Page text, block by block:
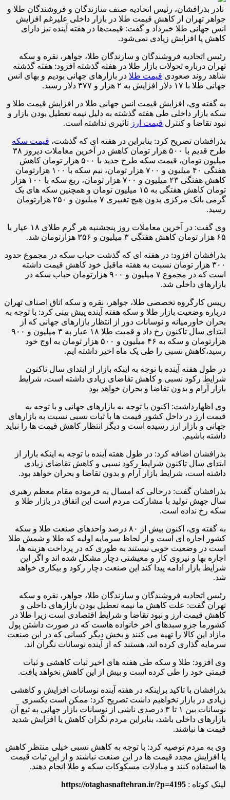
نادر بذرافشان، رئیس اتحادیه صنف سازندگان و فروشندگان طلا و
جواهر تهران از کاهش قیمت طلا در بازار داخلی علیرغم افزایش
انس جهانی طلا خبرداد و گفت: قیمت‌ها در هفته آینده نیز دارای
کاهش یا افزایش زیادی نمی‌شود.
رئیس اتحادیه فروشندگان و سازندگان طلا، جواهر، نقره و سکه
تهران درباره تحولات بازار طلا در هفته گذشته افزود: هفته گذشته
شاهد روند صعودی قیمت طلا در بازارهای جهانی بودیم و بهای انس
جهانی طلا با ۱۷ دلار افزایش به ۲ هزار و ۳۷۷ دلار رسید.
به گفته وی، افزایش قیمت انس جهانی طلا در افزایش قیمت طلا و
سکه بازار داخلی طی هفته گذشته به دلیل نیمه تعطیل بودن بازار و
نبود تقاضا و کنترل قیمت ارز تاثیری نداشته است.
بذرافشان تصریح کرد: بنابراین در هفته ای که گذشت، قیمت سکه
طرح قدیم با ۵۰۰ هزار تومان کاهش در آخرین معاملات دیروز ۳۸
میلیون تومان، قیمت سکه طرح جدید با ۵۰۰ هزار تومان کاهش
هفتگی ۴۰ میلیون و ۷۰۰ هزار تومان، نیم سکه با ۱۰۰ هزارتومان
کاهش هفتگی ۲۳ میلیون و ۷۰۰ هزار تومان، ربع سکه با ۱۰۰ هزار
تومان کاهش هفتگی به ۱۵ میلیون تومان و همچنین سکه های یک
گرمی بانک مرکزی بدون هیچ تغییری ۷ میلیون و ۲۵۰ هزارتومان
رسید.
وی گفت: در آخرین معاملات روز پنجشنبه هر گرم طلای ۱۸ عیار با
۶۵ هزار تومان کاهش هفتگی ۳ میلیون و ۳۵۶ هزارتومان شد.
بذرافشان افزود: در هفته ای که گذشت حباب سکه در مجموع حدود
۳۰۰ هزار تومان نسبت به هفته ماقبل خود کاهش قیمت داشته
است که در مجموع ۷ میلیون و ۹۰۰ هزارتومان حباب سکه در
بازارهای داخلی شد.
رییس کارگروه تخصصی طلا، جواهر، نقره و سکه اتاق اصناف تهران
درباره وضعیت بازار طلا و سکه هفته آینده پیش بینی کرد: با توجه به
بحران خاورمیانه و نوسانات دور از انتظار بازارهای جهانی که از
ابتدای سال تاکنون رخ داد و قمیت طلا ۱۸ عیار به ۳ میلیون و ۹۰۰
هزارتومان و سکه به ۴۶ میلیون و ۵۰۰ هزار تومان به اوج خود
رسید،کاهش نسبی را طی یک ماه اخیر داشته ایم.
در طول هفته آینده با توجه به اینکه بازار از ابتدای سال تاکنون
شرایط رکود نسبی و کاهش تقاضای زیادی داشته است، شرایط
بازار آرام و بدون تقاضا و بحران خواهد بود
وی اظهارداشت: اکنون با توجه به بازارهای جهانی و با توجه به
قیمت ارز در داخل کشور قیمت ها با ثبات نسبی نسبت به بازارهای
جهانی و بازار ارز رسیده است و دیگر انتظار کاهش قیمت ها را نباید
داشته باشیم.
بذرافشان اضافه کرد: در طول هفته آینده با توجه به اینکه بازار از
ابتدای سال تاکنون شرایط رکود نسبی و کاهش تقاضای زیادی
داشته است، شرایط بازار آرام و بدون تقاضا و بحران خواهد بود.
بذرافشان گفت: درحالی که امسال به فرموده مقام معظم رهبری
سال جهش تولید با مشارکت مردم است این اتفاق در بازار طلا و
سکه رخ نداده است.
به گفته وی، اکنون بیش از ۸۰ درصد واحدهای صنعت طلا و سکه
کشور اجاره ای است و از لحاظ سرمایه اولیه که طلا و شمش طلا
است در وضعیت خوبی نیستند به طوری که در پرداخت هزینه ها،
اجاره بها و نیروی کار و معیشتی دچار مشکل شده اند و اگر این
شرایط بازار ادامه پیدا کند این صنعت دچار رکود و بیکاری خواهد
شد.
رئیس اتحادیه فروشندگان و سازندگان طلا، جواهر، نقره و سکه
تهران گفت: علت کاهش ما نیمه تعطیل بودن بازارهای داخلی و
کاهش قیمت ارز و نبود تقاضا و شرایط اقتصادی است زیرا طلا در
کشورما جزو سبدهای آخر خانواده هاست که در صورت داشتن پول
مازاد این کالا را تهیه می کنند و بخش دیگر کسانی که در این صنعت
سرمایه گذاری کرده اند، هستند که از آینده نوسانات نگران اند.
وی افزود: طلا و سکه طی هفته های اخیر ثبات کاهشی و ثبات
قیمتی خود را طی کرده است و بیش از این کاهش نخواهد یافت.
بذرافشان با تاکید براینکه در هفته آینده نوسانات افزایش و کاهشی
زیادی در بازار نخواهیم داشت تصریح کرد: ممکن است یکسری
نوسانات بین ۱ تا ۳ درصدی ناشی از نوسانات بازار جهانی به تبع آن
بازارهای داخلی باشد، بنابراین مردم نگران کاهش یا افزایش شدید
قیمت ها نباشند.
وی به مردم توصیه کرد: با توجه به کاهش نسبی خیلی منتظر کاهش
یا افزایش مجدد قیمت ها در این صنعت نباشند و از این ثبات قیمت
ها استفاده کنند و مبادلات مسکوکات سکه و طلا انجام دهند.
لینک کوتاه : https://otaghasnaftehran.ir/?p=4195